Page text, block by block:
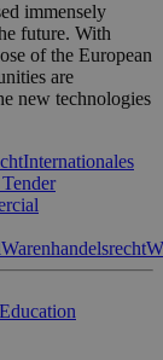
immensely
future. With
of the European
are
new technologies
Internationales
Warenhandelsrecht